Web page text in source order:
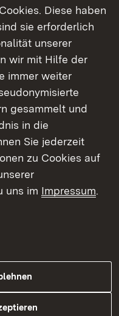
der
Künste
zu digitalen
Ziel der
und Lehrer, die
Programme,
und Game-
die
Alternativen
die
Kunstunterricht
erreichen Sie
Diese haben
sie erforderlich
unserer
wir mit Hilfe der
immer weiter
gesammelt und
in die
Sie jederzeit
zu Cookies auf
uns im Impressum.